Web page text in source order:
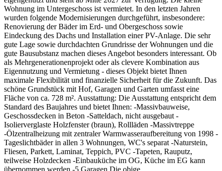
Wohnung im Untergeschoss ist vermietet. In den letzten Jahren
wurden folgende Modernisierungen durchgeführt, insbesondere:
Renovierung der Bäder im Erd- und Obergeschoss sowie
Eindeckung des Dachs und Installation einer PV-Anlage. Die sehr
gute Lage sowie durchdachten Grundrisse der Wohnungen und die
gute Bausubstanz machen dieses Angebot besonders interessant. Ob
als Mehrgenerationenprojekt oder als clevere Kombination aus
Eigennutzung und Vermietung - dieses Objekt bietet Ihnen
maximale Flexibilität und finanzielle Sicherheit für die Zukunft. Das
schöne Grundstück mit Hof, Garagen und Garten umfasst eine
Fläche von ca. 728 m². Ausstattung: Die Ausstattung entspricht dem
Standard des Baujahres und bietet Ihnen: -Massivbauweise,
Geschossdecken in Beton -Satteldach, nicht ausgebaut -
Isolierverglaste Holzfenster (braun), Rollläden -Massivtreppe
-Ölzentralheizung mit zentraler Warmwasseraufbereitung von 1998 -
Tageslichtbäder in allen 3 Wohnungen, WC's separat -Naturstein,
Fliesen, Parkett, Laminat, Teppich, PVC -Tapeten, Rauputz,
teilweise Holzdecken -Einbauküche im OG, Küche im EG kann
übernommen werden -5 Garagen Die obige